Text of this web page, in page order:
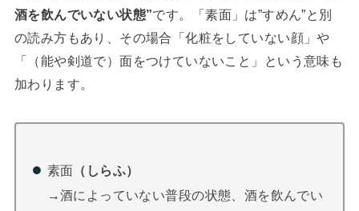
酒を飲んでいない状態”です。「素面」は”すめん”と別
の読み方もあり、その場合「化粧をしていない顔」や
「（能や剣道で）面をつけていないこと」という意味も
加わります。
素面 （しらふ）
→酒によっていない普段の状態、酒を飲んでい